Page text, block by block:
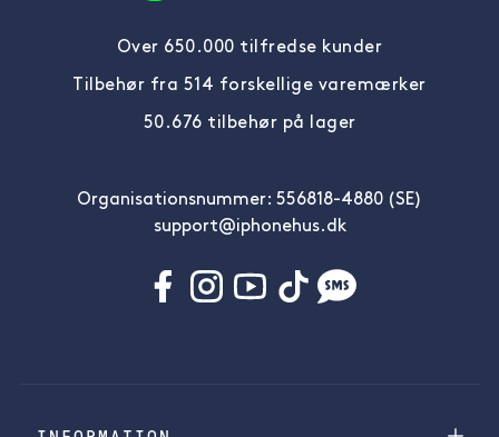
Over 650.000 tilfredse kunder
Tilbehør fra 514 forskellige varemærker
50.676 tilbehør på lager
Organisationsnummer: 556818-4880 (SE)
support@iphonehus.dk